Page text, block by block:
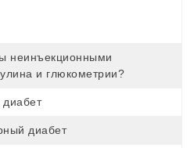
неинъекционными
и глюкометрии?
диабет